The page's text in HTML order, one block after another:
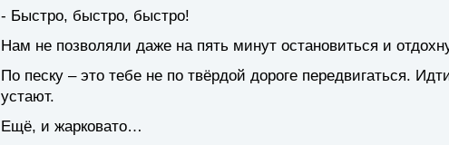
- Быстро, быстро, быстро!
Нам не позволяли даже на пять минут остановиться и
По песку – это тебе не по твёрдой дороге передвигаться.
устают.
Ещё, и жарковато…